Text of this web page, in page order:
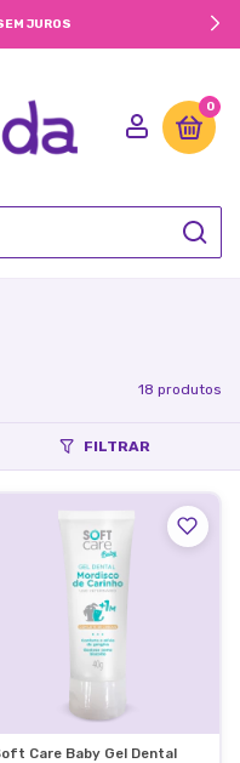
NACIONAL
0
18 produtos
FILTRAR
Care Baby Gel Dental